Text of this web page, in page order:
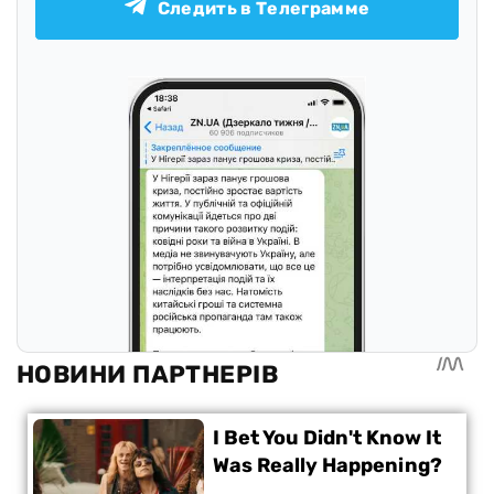
Следить в Телеграмме